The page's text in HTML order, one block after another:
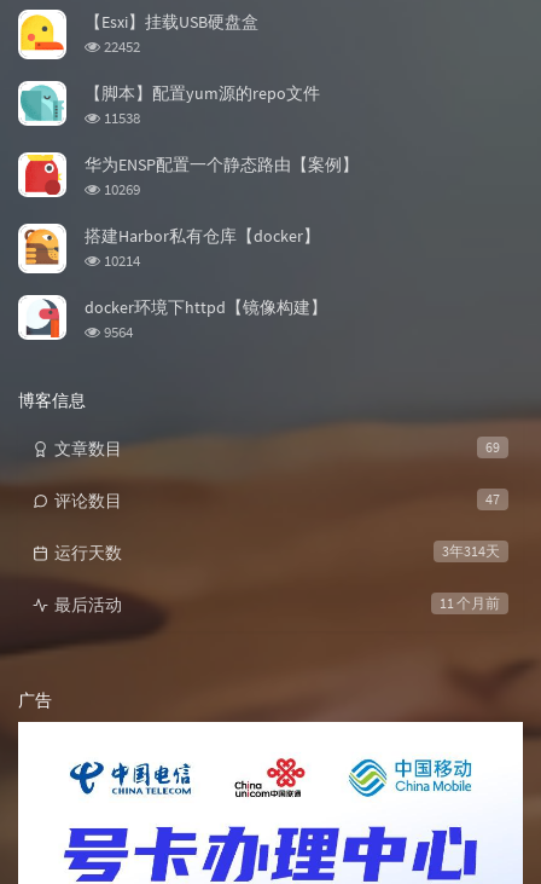
文
章
【Esxi】挂载USB硬盘盒
浏
次
数:
22452
【脚本】配置yum源的repo文件
浏
次
数:
11538
华为ENSP配置一个静态路由【案例】
浏
次
数:
10269
搭建Harbor私有仓库【docker】
浏
次
10214
docker环境下httpd【镜像构建】
浏
9564
博客信息
69
文章数目
47
评论数目
3年314天
运行天数
11 个月前
最后活动
广告